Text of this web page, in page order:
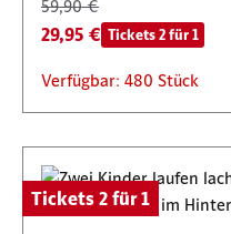
59,90 €
29,95 € Tickets 2 für 1
Verfügbar: 480 Stück
Tickets 2 für 1